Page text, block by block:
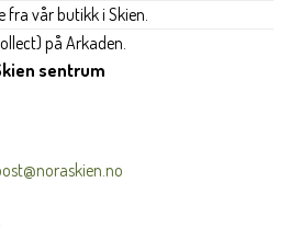
fra vår butikk i Skien.
på Arkaden.
sentrum